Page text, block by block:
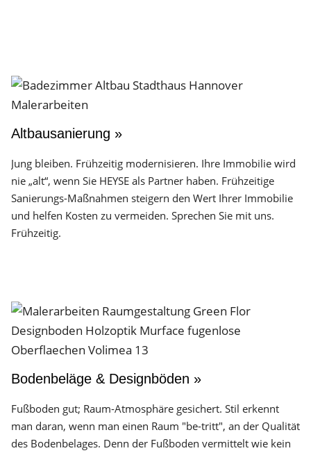
Altbausanierung »
Jung bleiben. Frühzeitig modernisieren. Ihre Immobilie wird
nie „alt“, wenn Sie HEYSE als Partner haben. Frühzeitige
Sanierungs-Maßnahmen steigern den Wert Ihrer Immobilie
und helfen Kosten zu vermeiden. Sprechen Sie mit uns.
Frühzeitig.
Bodenbeläge & Designböden »
Fußboden gut; Raum-Atmosphäre gesichert. Stil erkennt
man daran, wenn man einen Raum "be-tritt", an der Qualität
des Boden­belages. Denn der Fuß­boden vermittelt wie kein